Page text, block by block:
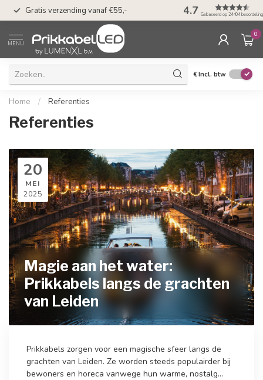
Gratis verzending vanaf €55,- 50 dagen
Klarna
4.7 Gebaseerd op 24404
MENU
0
€Incl. btw
Home / Referenties
Referenties
20
MEI
2025
Magie aan het water:
Prikkabels langs de grachten
van Leiden
Prikkabels zorgen voor een magische sfeer langs de
grachten van Leiden. Ze worden steeds populairder bij
bewoners en horeca vanwege hun warme, nostalg...